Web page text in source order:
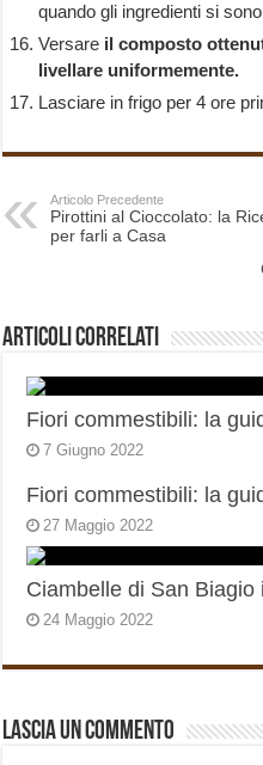
quando gli ingredienti si
Versare il composto
livellare uniformemente.
Lasciare in frigo per 4 ore
Articolo Precedente
Pirottini al Cioccolato: la
per farli a Casa
Articoli correlati
Fiori commestibili: la
7 Giugno 2022
Fiori commestibili: la
27 Maggio 2022
Ciambelle di San
24 Maggio 2022
Lascia un commento